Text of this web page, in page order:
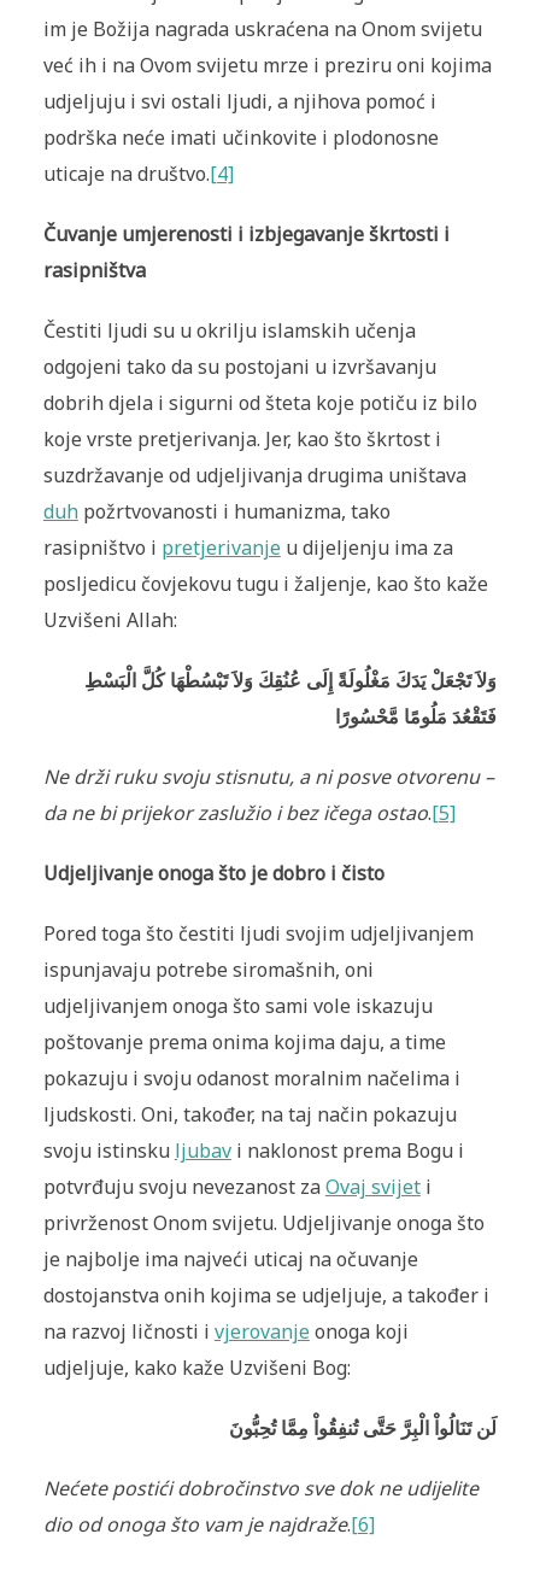
im je Božija nagrada uskraćena na Onom svijetu
već ih i na Ovom svijetu mrze i preziru oni kojima
udjeljuju i svi ostali ljudi, a njihova pomoć i
podrška neće imati učinkovite i plodonosne
uticaje na društvo.[4]
Čuvanje umjerenosti i izbjegavanje škrtosti i
rasipništva
Čestiti ljudi su u okrilju islamskih učenja
odgojeni tako da su postojani u izvršavanju
dobrih djela i sigurni od šteta koje potiču iz bilo
koje vrste pretjerivanja. Jer, kao što škrtost i
suzdržavanje od udjeljivanja drugima uništava
duhpožrtvovanosti i humanizma, tako
rasipništvo i pretjerivanjeu dijeljenju ima za
posljedicu čovjekovu tugu i žaljenje, kao što kaže
Uzvišeni Allah:
وَلاَ تَجْعَلْ يَدَكَ مَغْلُولَةً إِلَى عُنُقِكَ وَلاَ تَبْسُطْهَا كُلَّ الْبَسْطِ
فَتَقْعُدَ مَلُومًا مَّحْسُورًا
Ne drži ruku svoju stisnutu, a ni posve otvorenu –
da ne bi prijekor zaslužio i bez ičega ostao.[5]
Udjeljivanje onoga što je dobro i čisto
Pored toga što čestiti ljudi svojim udjeljivanjem
ispunjavaju potrebe siromašnih, oni
udjeljivanjem onoga što sami vole iskazuju
poštovanje prema onima kojima daju, a time
pokazuju i svoju odanost moralnim načelima i
ljudskosti. Oni, također, na taj način pokazuju
svoju istinsku ljubavi naklonost prema Bogu i
potvrđuju svoju nevezanost zaOvaj svijeti
privrženost Onom svijetu. Udjeljivanje onoga što
je najbolje ima najveći uticaj na očuvanje
dostojanstva onih kojima se udjeljuje, a također i
na razvoj ličnosti i vjerovanjeonoga koji
udjeljuje, kako kaže Uzvišeni Bog:
لَن تَنَالُواْ الْبِرَّ حَتَّى تُنفِقُواْ مِمَّا تُحِبُّونَ
Nećete postići dobročinstvo sve dok ne udijelite
dio od onoga što vam je najdraže.[6]